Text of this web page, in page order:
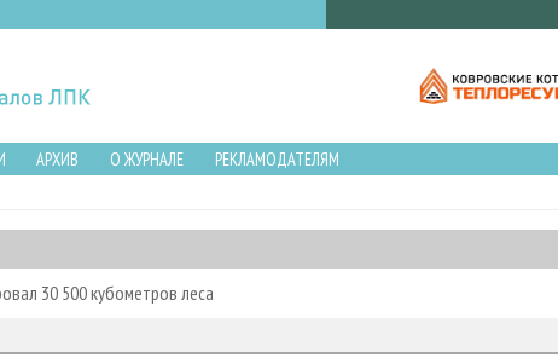
АРХИВ О ЖУРНАЛЕ
РЕКЛАМОДАТЕЛЯМ
30 500 кубометров леса